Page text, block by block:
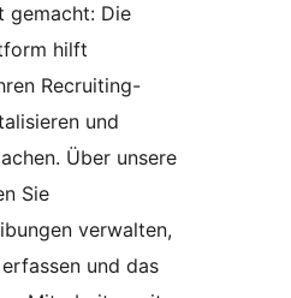
gemacht: Die
hilft
Recruiting-
und
Über unsere
Sie
verwalten,
und das